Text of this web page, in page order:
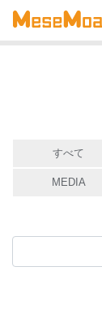
すべて
MEDIA